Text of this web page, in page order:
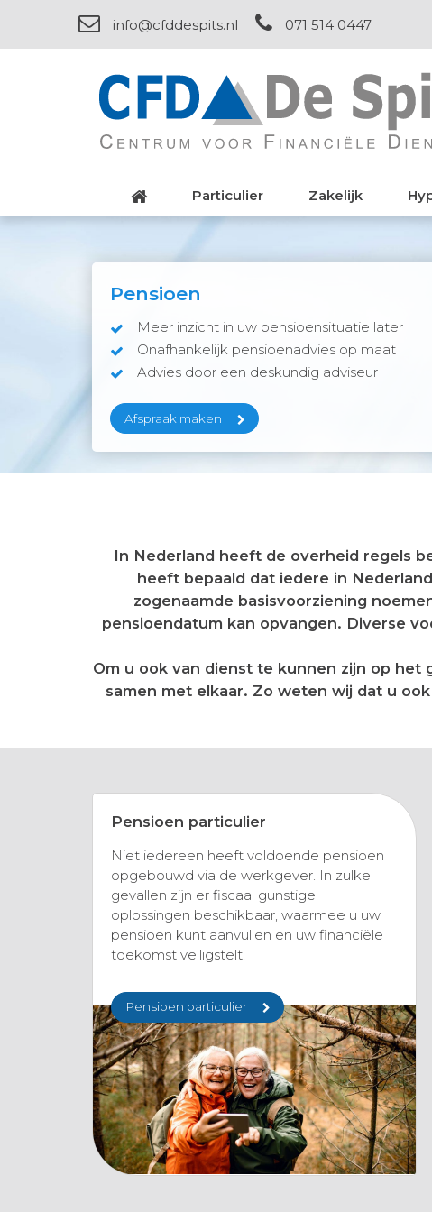
info@cfddespits.nl 071 514 0447
Particulier Zakelijk
Pensioen
Meer inzicht in uw pensioensituatie later
Onafhankelijk pensioenadvies op maat
Advies door een deskundig adviseur
Afspraak maken
In Nederland heeft de overheid regels
heeft bepaald dat iedere in
zogenaamde basisvoorziening
pensioendatum kan opvangen. Diverse
Om u ook van dienst te kunnen zijn op
samen met elkaar. Zo weten wij dat u
Pensioen particulier
Niet iedereen heeft voldoende pensioen
opgebouwd via de werkgever. In zulke
gevallen zijn er fiscaal gunstige
oplossingen beschikbaar, waarmee u uw
pensioen kunt aanvullen en uw financiële
toekomst veiligstelt.
Pensioen particulier